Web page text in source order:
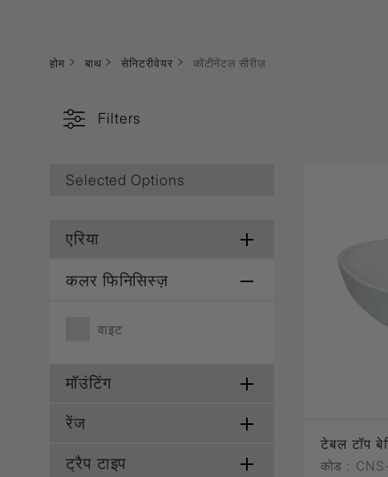
LED Driver
कार्बोनिक
Automation
होम बाथ सेनिटरीवेयर कोंटीनेंटल सीरीज़
Selected Options
एरिया
कलर फिनिसिस्ज़
वाइट
मॉउंटिंग
रेंज
ट्रैप टाइप
Filters
टेबल टॉप
कोड :